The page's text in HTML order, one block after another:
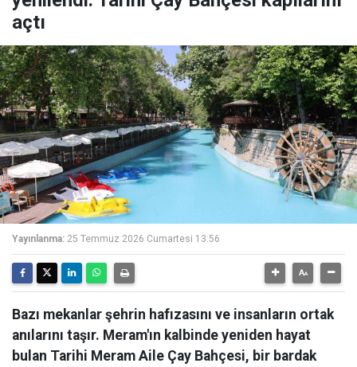
açtı
Yayınlanma: 25 Temmuz 2026 Cumartesi 13:56
Bazı mekanlar şehrin hafızasını ve insanların ortak
anılarını taşır. Meram'ın kalbinde yeniden hayat
bulan Tarihi Meram Aile Çay Bahçesi, bir bardak